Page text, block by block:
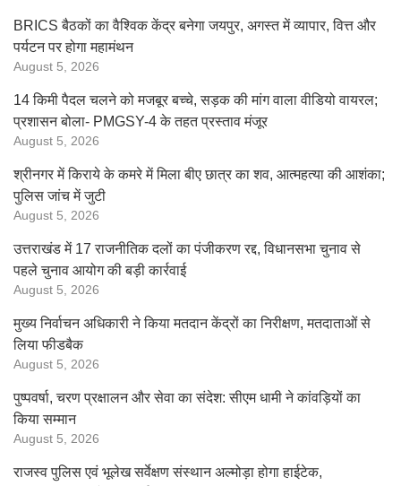
BRICS बैठकों का वैश्विक केंद्र बनेगा जयपुर, अगस्त में व्यापार, वित्त और
पर्यटन पर होगा महामंथन
August 5, 2026
14 किमी पैदल चलने को मजबूर बच्चे, सड़क की मांग वाला वीडियो वायरल;
प्रशासन बोला- PMGSY-4 के तहत प्रस्ताव मंजूर
August 5, 2026
श्रीनगर में किराये के कमरे में मिला बीए छात्र का शव, आत्महत्या की आशंका;
पुलिस जांच में जुटी
August 5, 2026
उत्तराखंड में 17 राजनीतिक दलों का पंजीकरण रद्द, विधानसभा चुनाव से
पहले चुनाव आयोग की बड़ी कार्रवाई
August 5, 2026
मुख्य निर्वाचन अधिकारी ने किया मतदान केंद्रों का निरीक्षण, मतदाताओं से
लिया फीडबैक
August 5, 2026
पुष्पवर्षा, चरण प्रक्षालन और सेवा का संदेश: सीएम धामी ने कांवड़ियों का
किया सम्मान
August 5, 2026
राजस्व पुलिस एवं भूलेख सर्वेक्षण संस्थान अल्मोड़ा होगा हाईटेक,